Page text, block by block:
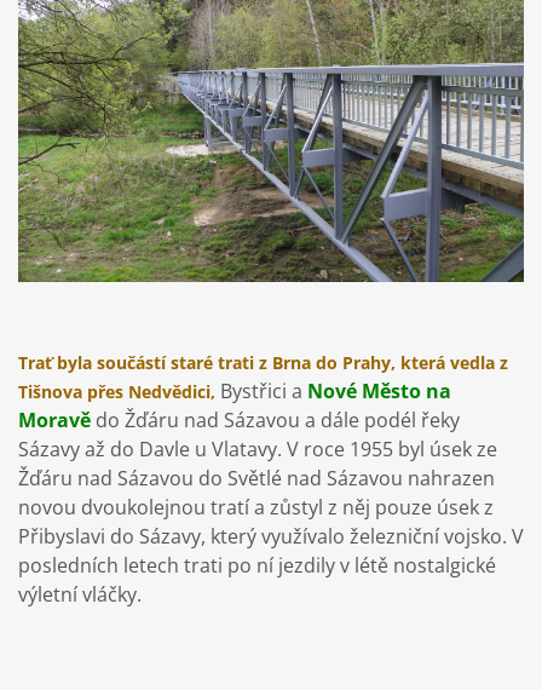
Trať byla součástí staré trati z Brna do Prahy, která vedla z
Tišnova přes Nedvědici, Bystřici a Nové Město na
Moravě do Žďáru nad Sázavou a dále podél řeky
Sázavy až do Davle u Vlatavy. V roce 1955 byl úsek ze
Žďáru nad Sázavou do Světlé nad Sázavou nahrazen
novou dvoukolejnou tratí a zůstyl z něj pouze úsek z
Přibyslavi do Sázavy, který využívalo železniční vojsko. V
posledních letech trati po ní jezdily v létě nostalgické
výletní vláčky.